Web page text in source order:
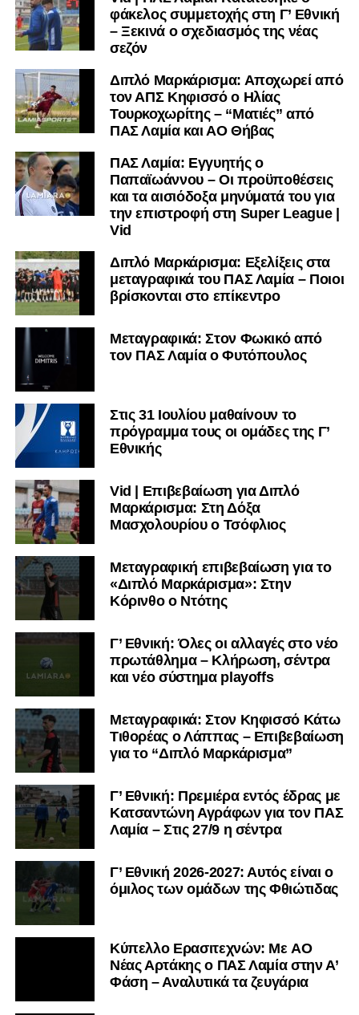
φάκελος συμμετοχής στη Γ’ Εθνική
– Ξεκινά ο σχεδιασμός της νέας
σεζόν
Διπλό Μαρκάρισμα: Αποχωρεί από
τον ΑΠΣ Κηφισσό ο Ηλίας
Τουρκοχωρίτης – “Ματιές” από
ΠΑΣ Λαμία και ΑΟ Θήβας
ΠΑΣ Λαμία: Εγγυητής ο
Παπαϊωάννου – Οι προϋποθέσεις
και τα αισιόδοξα μηνύματά του για
την επιστροφή στη Super League |
Vid
Διπλό Μαρκάρισμα: Εξελίξεις στα
μεταγραφικά του ΠΑΣ Λαμία – Ποιοι
βρίσκονται στο επίκεντρο
Μεταγραφικά: Στον Φωκικό από
τον ΠΑΣ Λαμία ο Φυτόπουλος
Στις 31 Ιουλίου μαθαίνουν το
πρόγραμμα τους οι ομάδες της Γ’
Εθνικής
Vid | Επιβεβαίωση για Διπλό
Μαρκάρισμα: Στη Δόξα
Μασχολουρίου ο Τσόφλιος
Μεταγραφική επιβεβαίωση για το
«Διπλό Μαρκάρισμα»: Στην
Κόρινθο ο Ντότης
Γ’ Εθνική: Όλες οι αλλαγές στο νέο
πρωτάθλημα – Κλήρωση, σέντρα
και νέο σύστημα playoffs
Μεταγραφικά: Στον Κηφισσό Κάτω
Τιθορέας ο Λάππας – Επιβεβαίωση
για το “Διπλό Μαρκάρισμα”
Γ’ Εθνική: Πρεμιέρα εντός έδρας με
Κατσαντώνη Αγράφων για τον ΠΑΣ
Λαμία – Στις 27/9 η σέντρα
Γ’ Εθνική 2026-2027: Αυτός είναι ο
όμιλος των ομάδων της Φθιώτιδας
Kύπελλο Ερασιτεχνών: Με AO
Nέας Αρτάκης ο ΠΑΣ Λαμία στην Α’
Φάση – Αναλυτικά τα ζευγάρια